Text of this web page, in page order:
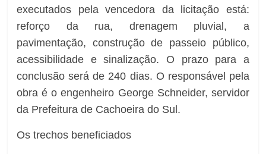
executados pela vencedora da licitação está:
reforço da rua, drenagem pluvial, a
pavimentação, construção de passeio público,
acessibilidade e sinalização. O prazo para a
conclusão será de 240 dias. O responsável pela
obra é o engenheiro George Schneider, servidor
da Prefeitura de Cachoeira do Sul.
Os trechos beneficiados